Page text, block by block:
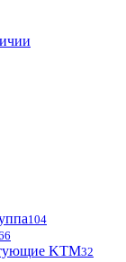
104
KTM32